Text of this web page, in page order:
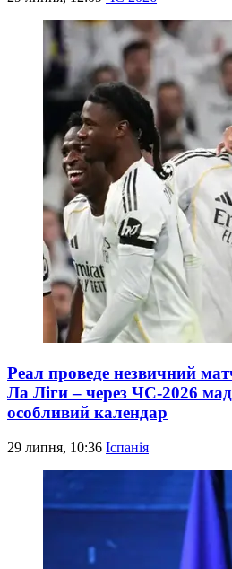
Реал проведе незвичний
Ла Ліги – через ЧС-2026
особливий календар
29 липня, 10:36 Іспанія